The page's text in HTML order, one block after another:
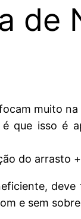
de
muito
que isso é
do arrasto
e sem